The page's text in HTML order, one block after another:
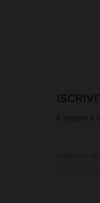
e ottieni il